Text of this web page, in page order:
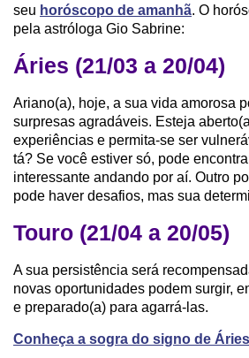
seu horóscopo de amanhã. O
pela astróloga Gio Sabrine:
Áries (21/03 a 20/04)
Ariano(a), hoje, a sua vida amorosa
surpresas agradáveis. Esteja
experiências e permita-se ser
tá? Se você estiver só, pode
interessante andando por aí. Outro
pode haver desafios, mas sua
Touro (21/04 a 20/05)
A sua persistência será
novas oportunidades podem surgir,
e preparado(a) para agarrá-las.
Conheça a sogra do signo de Áries